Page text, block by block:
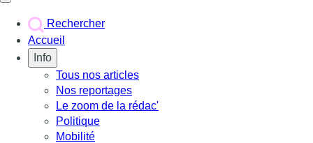
Rechercher
Accueil
Info
Tous nos articles
Nos reportages
Le zoom de la rédac'
Politique
Mobilité